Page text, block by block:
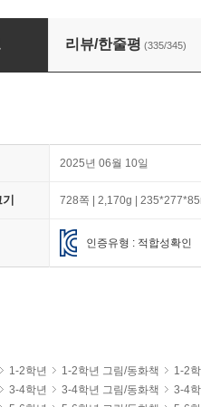
아이들] 1회 선정 도서 : 초등
리뷰/한줄평 (335/345)
2025년 06월 10일
728쪽 | 2,170g |
인증유형 : 적합성확인
1-2학년 1-2학년 그림/동화책
1-2
3-4학년 3-4학년 그림/동화책
3-4